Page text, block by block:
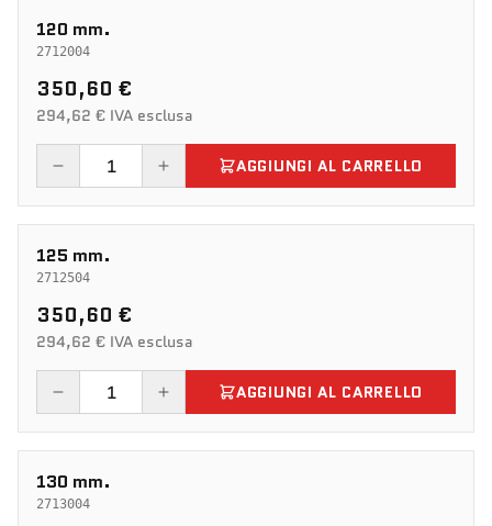
120 mm.
2712004
350,60 €
294,62 € IVA esclusa
AGGIUNGI AL CARRELLO
125 mm.
2712504
350,60 €
294,62 € IVA esclusa
AGGIUNGI AL CARRELLO
130 mm.
2713004